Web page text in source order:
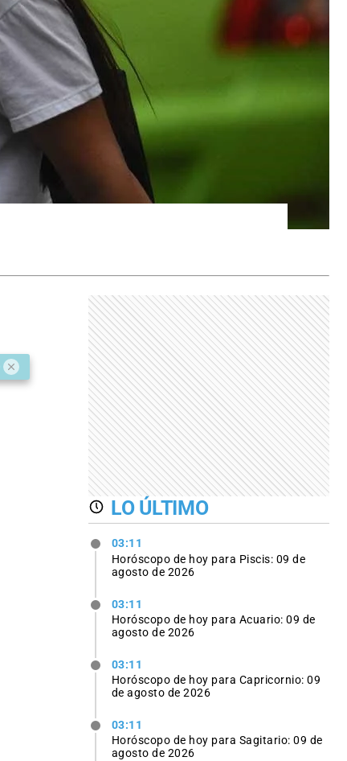
LO ÚLTIMO
03:11
Horóscopo de hoy para Piscis: 09 de
agosto de 2026
03:11
Horóscopo de hoy para Acuario: 09 de
agosto de 2026
03:11
Horóscopo de hoy para Capricornio: 09
de agosto de 2026
03:11
Horóscopo de hoy para Sagitario: 09 de
agosto de 2026